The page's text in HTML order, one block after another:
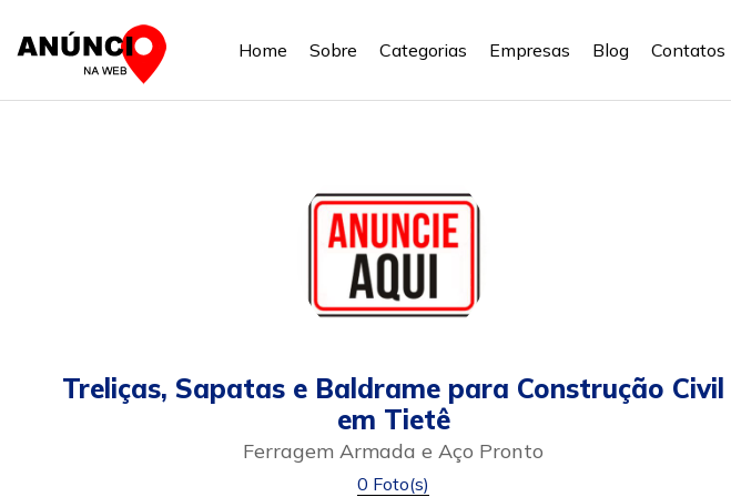
Home Sobre Categorias Empresas Blog Contatos
Treliças, Sapatas e Baldrame para Construção Civil
em Tietê
Ferragem Armada e Aço Pronto
0 Foto(s)